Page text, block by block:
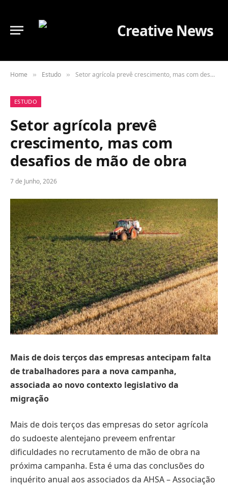
Home » Estudo » Setor agrícola prevê crescimento, mas com desafios de mão de obra
ESTUDO
Setor agrícola prevê
crescimento, mas com
desafios de mão de obra
7 de Junho, 2026
Mais de dois terços das empresas antecipam falta
de trabalhadores para a nova campanha,
associada ao novo contexto legislativo da
migração
Mais de dois terços das empresas do setor agrícola
do sudoeste alentejano preveem enfrentar
dificuldades no recrutamento de mão de obra na
próxima campanha. Esta é uma das conclusões do
inquérito anual aos associados da AHSA – Associação